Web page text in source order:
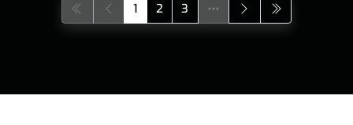
1 2 3